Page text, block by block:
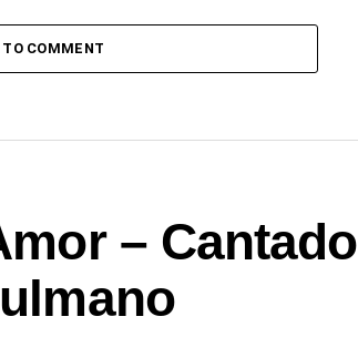
TO COMMENT
– Cantado